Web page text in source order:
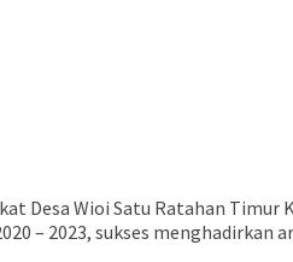
Desa Wioi Satu Ratahan
– 2023, sukses